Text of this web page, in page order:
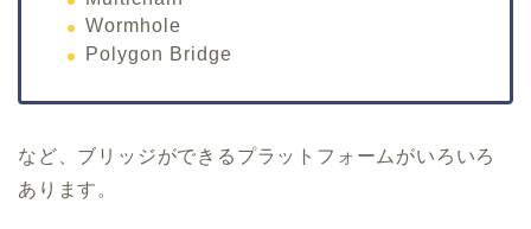
Wormhole
Polygon Bridge
など、ブリッジができるプラットフォームがいろいろ
あります。